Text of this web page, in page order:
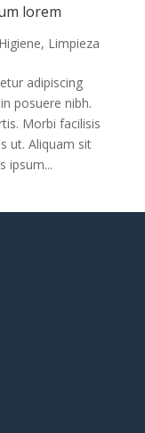
lorem
Higiene, Limpieza
adipiscing
posuere nibh.
Morbi facilisis
ut. Aliquam sit
ipsum...